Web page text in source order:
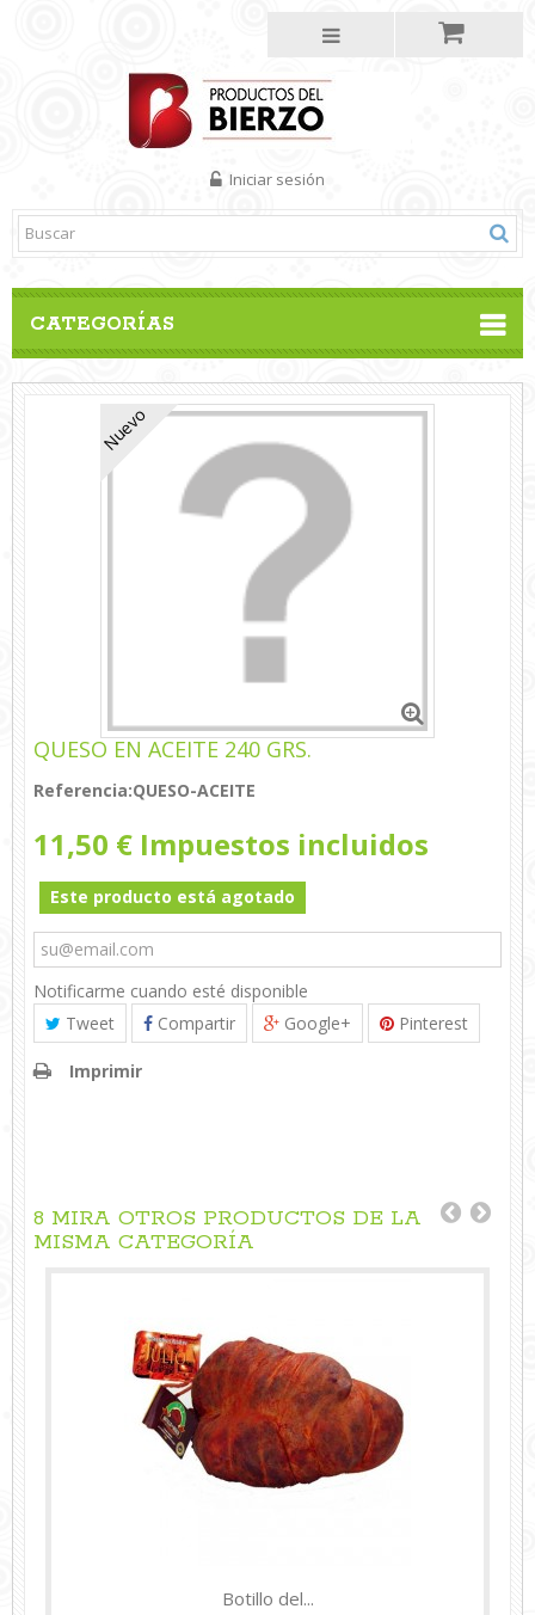
CATEGORÍAS
Iniciar sesión
Nuevo
QUESO EN ACEITE 240 GRS.
Referencia:QUESO-ACEITE
11,50 € Impuestos incluidos
Este producto está agotado
Notificarme cuando esté disponible
Tweet
Compartir Google+ Pinterest
Imprimir
8 MIRA OTROS PRODUCTOS DE LA
MISMA CATEGORÍA
Botillo del...